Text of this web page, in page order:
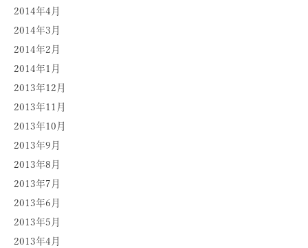
2014年4月
2014年3月
2014年2月
2014年1月
2013年12月
2013年11月
2013年10月
2013年9月
2013年8月
2013年7月
2013年6月
2013年5月
2013年4月